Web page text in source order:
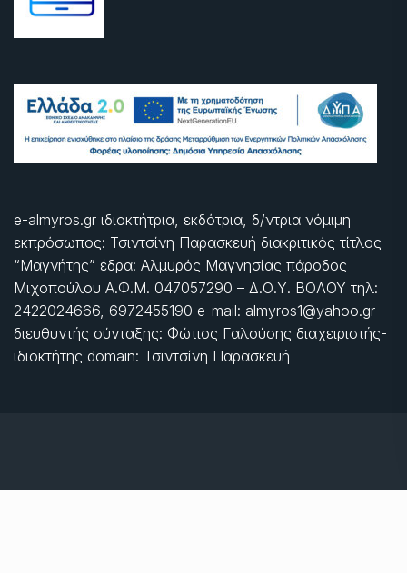
e-almyros.gr ιδιοκτήτρια, εκδότρια, δ/ντρια νόμιμη
εκπρόσωπος: Τσιντσίνη Παρασκευή διακριτικός τίτλος
“Μαγνήτης” έδρα: Αλμυρός Μαγνησίας πάροδος
Μιχοπούλου Α.Φ.Μ. 047057290 – Δ.Ο.Υ. ΒΟΛΟΥ τηλ:
2422024666, 6972455190 e-mail: almyros1@yahoo.gr
διευθυντής σύνταξης: Φώτιος Γαλούσης διαχειριστής-
ιδιοκτήτης domain: Τσιντσίνη Παρασκευή